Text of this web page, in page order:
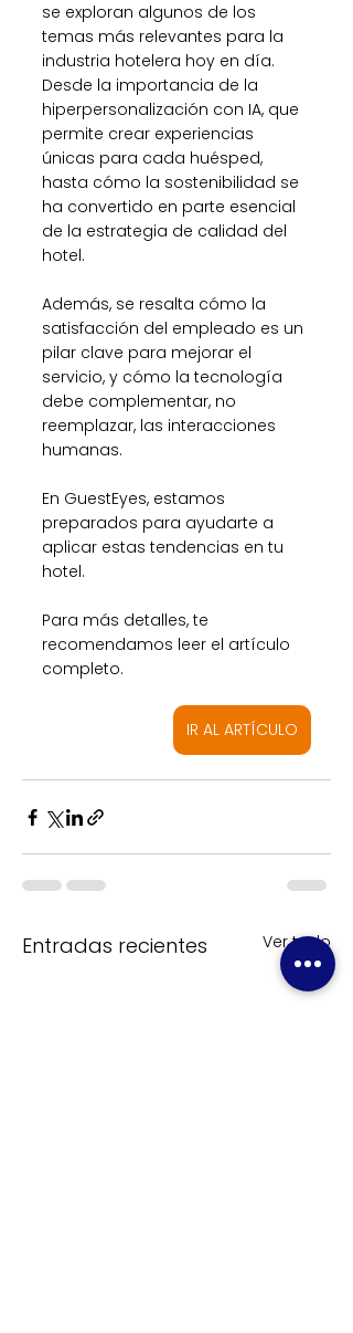
se exploran algunos de los
temas más relevantes para la
industria hotelera hoy en día.
Desde la importancia de la
hiperpersonalización con IA, que
permite crear experiencias
únicas para cada huésped,
hasta cómo la sostenibilidad se
ha convertido en parte esencial
de la estrategia de calidad del
hotel.
Además, se resalta cómo la
satisfacción del empleado es un
pilar clave para mejorar el
servicio, y cómo la tecnología
debe complementar, no
reemplazar, las interacciones
humanas.
En GuestEyes, estamos
preparados para ayudarte a
aplicar estas tendencias en tu
hotel.
Para más detalles, te
recomendamos leer el artículo
completo.
IR AL ARTÍCULO
Entradas recientes Ver todo